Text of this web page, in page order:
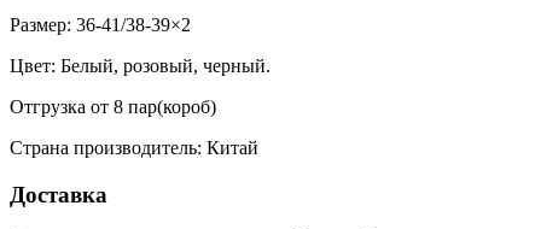
Размер: 36-41/38-39×2
Цвет: Белый, розовый, черный.
Отгрузка от 8 пар(короб)
Страна производитель: Китай
Доставка